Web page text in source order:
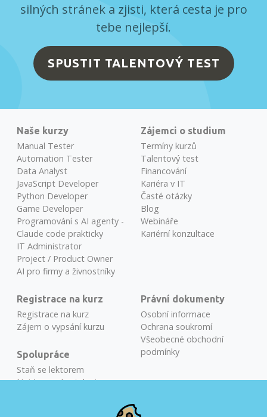
silných stránek a zjisti, která cesta je pro
tebe nejlepší.
SPUSTIT TALENTOVÝ TEST
Naše kurzy
Manual Tester
Automation Tester
Data Analyst
JavaScript Developer
Python Developer
Game Developer
Programování s AI agenty -
Claude code prakticky
IT Administrator
Project / Product Owner
AI pro firmy a živnostníky
Zájemci o studium
Termíny kurzů
Talentový test
Financování
Kariéra v IT
Časté otázky
Blog
Webináře
Kariérní konzultace
Registrace na kurz
Registrace na kurz
Zájem o vypsání kurzu
Spolupráce
Staň se lektorem
Najdeme vám talenty
Právní dokumenty
Osobní informace
Ochrana soukromí
Všeobecné obchodní
podmínky